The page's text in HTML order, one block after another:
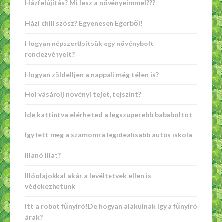
Házfelújítás? Mi lesz a növényeimmel???
Házi chili szósz? Egyenesen Egerből!
Hogyan népszerűsítsük egy növénybolt
rendezvényeit?
Hogyan zöldelljen a nappali még télen is?
Hol vásárolj növényi tejet, tejszínt?
Ide kattintva elérheted a legszuperebb bababoltot
Így lett meg a számomra legideálisabb autós iskola
Illanó illat?
Illóolajokkal akár a levéltetvek ellen is
védekezhetünk
Itt a robot fűnyíró!De hogyan alakulnak így a fűnyíró
árak?